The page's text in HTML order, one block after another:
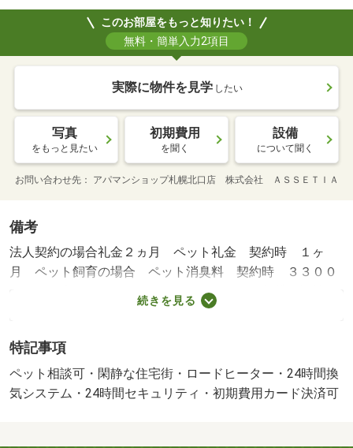
このお部屋をもっと知りたい！
無料・簡単入力2項目
実際に物件を見学 したい
写真
をもっと見たい
初期費用
を聞く
設備
について聞く
お問い合わせ先 アパマンショップ札幌北口店 株式会社 ＡＳＳＥＴＩＡ
備考
法人契約の場合礼金２ヵ月 ペット礼金 契約時 １ヶ
月 ペット飼育の場合 ペット消臭料 契約時 ３３００
０円（税込） ＮＯ：１１１５１８８５４・賃貸保証等：
加入要（全保連 初回５０～１２０％ プランにより異な
物件！ペット飼育可物件！ＷＩＦＩ無料、エアコン付き！
駐車場屋内２台あり！顔認証インターホンで安全セキュリ
ティ！★ＬＩＮＥのお友達登録で今だけキャンペーン開催
続きを見る
特記事項
ペット相談可・閑静な住宅街・ロードヒーター・24時間換
気システム・24時間セキュリティ・初期費用カード決済可